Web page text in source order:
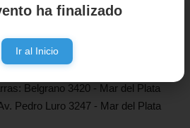
ha finalizado
Ir al Iniciolimitadas en:
Belgrano 3420 - Mar del Plata
Pedro Luro 3247 - Mar del Plata